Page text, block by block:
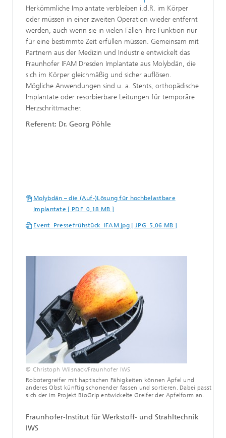
Herkömmliche Implantate verbleiben i.d.R. im Körper
oder müssen in einer zweiten Operation wieder entfernt
werden, auch wenn sie in vielen Fällen ihre Funktion nur
für eine bestimmte Zeit erfüllen müssen. Gemeinsam mit
Partnern aus der Medizin und Industrie entwickelt das
Fraunhofer IFAM Dresden Implantate aus Molybdän, die
sich im Körper gleichmäßig und sicher auflösen.
Mögliche Anwendungen sind u. a. Stents, orthopädische
Implantate oder resorbierbare Leitungen für temporäre
Herzschrittmacher.
Referent: Dr. Georg Pöhle
Molybdän – die (Auf-)Lösung für hochbelastbare
Implantate [ PDF 0,18 MB ]
Event_Pressefrühstück_IFAM.jpg [ JPG 5,06 MB ]
© Christoph Wilsnack/Fraunhofer IWS
Robotergreifer mit haptischen Fähigkeiten können Äpfel und
anderes Obst künftig schonender fassen und sortieren. Dabei passt
sich der im Projekt BioGrip entwickelte Greifer der Apfelform an.
Fraunhofer-Institut für Werkstoff- und Strahltechnik
IWS